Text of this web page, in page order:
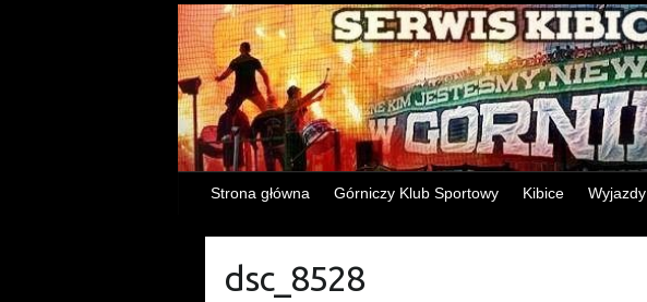
Strona główna Górniczy Klub Sportowy Kibice Wyjazdy
dsc_8528